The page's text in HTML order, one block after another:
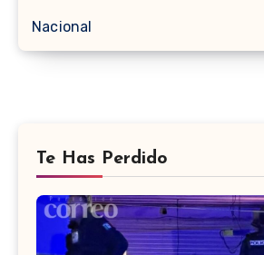
Nacional
Te Has Perdido